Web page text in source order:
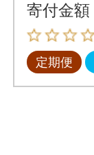
寄付金額
定期便